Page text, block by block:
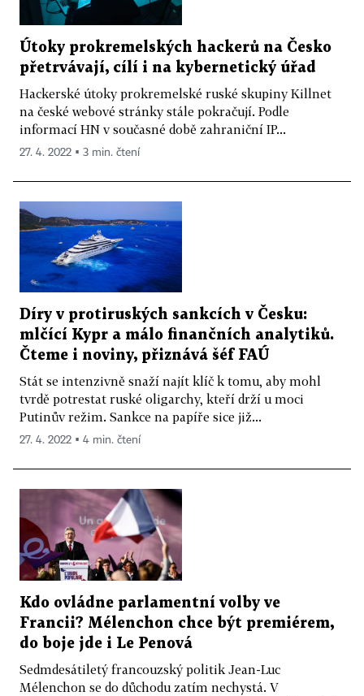
Útoky prokremelských hackerů na Česko
přetrvávají, cílí i na kybernetický úřad
Hackerské útoky prokremelské ruské skupiny Killnet
na české webové stránky stále pokračují. Podle
informací HN v současné době zahraniční IP...
27. 4. 2022 ▪ 3 min. čtení
Díry v protiruských sankcích v Česku:
mlčící Kypr a málo finančních analytiků.
Čteme i noviny, přiznává šéf FAÚ
Stát se intenzivně snaží najít klíč k tomu, aby mohl
tvrdě potrestat ruské oligarchy, kteří drží u moci
Putinův režim. Sankce na papíře sice již...
27. 4. 2022 ▪ 4 min. čtení
Kdo ovládne parlamentní volby ve
Francii? Mélenchon chce být premiérem,
do boje jde i Le Penová
Sedmdesátiletý francouzský politik Jean-Luc
Mélenchon se do důchodu zatím nechystá. V